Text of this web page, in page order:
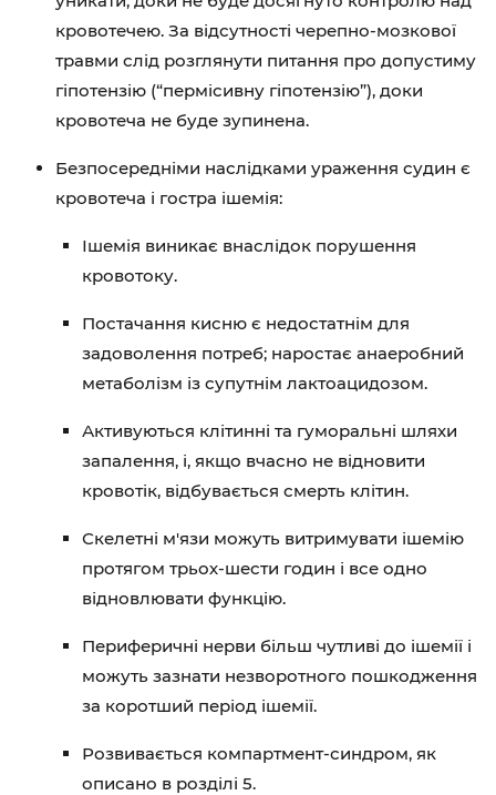
кровотечею. За відсутності черепно-мозкової
травми слід розглянути питання про допустиму
гіпотензію (“пермісивну гіпотензію”), доки
кровотеча не буде зупинена.
Безпосередніми наслідками ураження судин є
кровотеча і гостра ішемія:
Ішемія виникає внаслідок порушення
кровотоку.
Постачання кисню є недостатнім для
задоволення потреб; наростає анаеробний
метаболізм із супутнім лактоацидозом.
Активуються клітинні та гуморальні шляхи
запалення, і, якщо вчасно не відновити
кровотік, відбувається смерть клітин.
Скелетні м'язи можуть витримувати ішемію
протягом трьох-шести годин і все одно
відновлювати функцію.
Периферичні нерви більш чутливі до ішемії і
можуть зазнати незворотного пошкодження
за коротший період ішемії.
Розвивається компартмент-синдром, як
описано в розділі 5.